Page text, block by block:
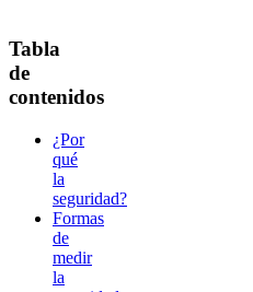
Tabla
de
contenidos
¿Por
qué
la
seguridad?
Formas
de
medir
la